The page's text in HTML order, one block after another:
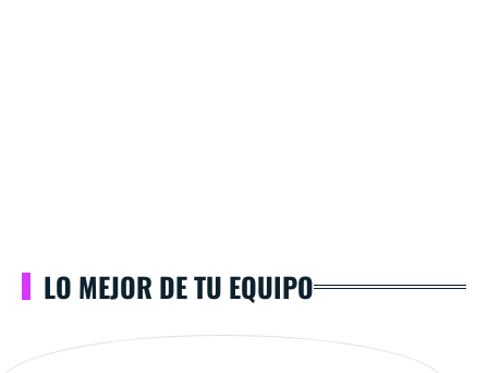
LO MEJOR DE TU EQUIPO